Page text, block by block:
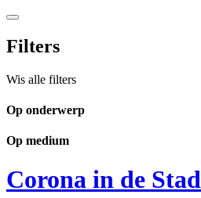
Filters
Wis alle filters
Op onderwerp
Op medium
Corona in de Stad